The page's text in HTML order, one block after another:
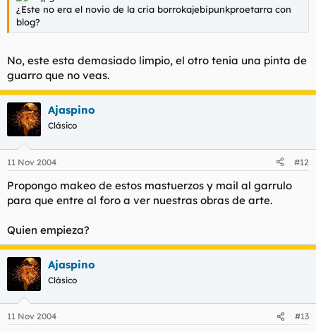
¿Este no era el novio de la cria borrokajebipunkproetarra con
blog?
No, este esta demasiado limpio, el otro tenia una pinta de
guarro que no veas.
Ajaspino
Clásico
11 Nov 2004 #12
Propongo makeo de estos mastuerzos y mail al garrulo
para que entre al foro a ver nuestras obras de arte.
Quien empieza?
Ajaspino
Clásico
11 Nov 2004 #13